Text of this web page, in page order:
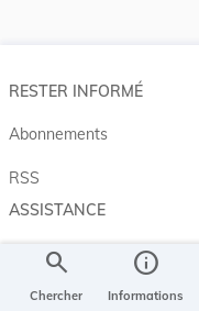
search
Chercher
info
Informations
RESTER INFORMÉ
Abonnements
RSS
ASSISTANCE
Aide et à propos
Projet Casemates